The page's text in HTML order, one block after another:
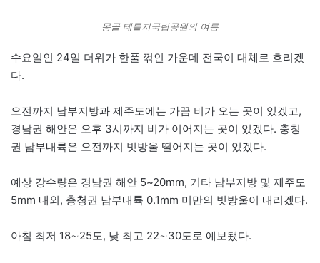
몽골 테를지국립공원의 여름
수요일인 24일 더위가 한풀 꺾인 가운데 전국이 대체로 흐리겠
다.
오전까지 남부지방과 제주도에는 가끔 비가 오는 곳이 있겠고,
경남권 해안은 오후 3시까지 비가 이어지는 곳이 있겠다. 충청
권 남부내륙은 오전까지 빗방울 떨어지는 곳이 있겠다.
예상 강수량은 경남권 해안 5~20mm, 기타 남부지방 및 제주도
5mm 내외, 충청권 남부내륙 0.1mm 미만의 빗방울이 내리겠다.
아침 최저 18∼25도, 낮 최고 22∼30도로 예보됐다.